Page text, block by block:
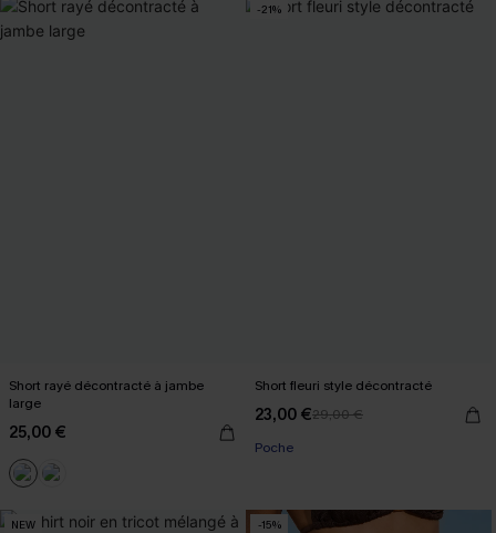
Short rayé décontracté à jambe
large
25,00 €
-21%
Short fleuri style décontracté
23,00 €29,00 €
Poche
NEW -15%